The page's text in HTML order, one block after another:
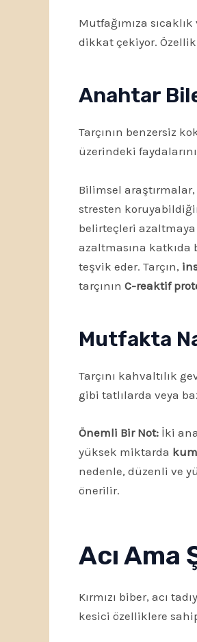
Mutfağımıza
dikkat çekiyor.
Anahtar
Tarçının benzersiz
üzerindeki
Bilimsel
stresten
belirteçleri azaltmaya
azaltmasına
teşvik eder. Tarçın,
tarçının C-reaktif
Mutfakta
Tarçını kahvaltılık
gibi tatlılarda veya
Önemli Bir Not:İki ana
yüksek miktarda
nedenle, düzenli ve
önerilir.
Acı Ama
Kırmızı biber, acı
kesici özelliklere